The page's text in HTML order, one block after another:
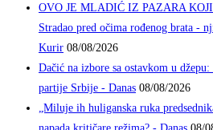
OVO JE MLADIĆ IZ PAZARA
Stradao pred očima rođenog brata -
Kurir 08/08/2026
Dačić na izbore sa ostavkom u
partije Srbije - Danas 08/08/2026
„Miluje ih huliganska ruka